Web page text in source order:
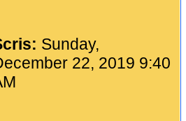
Sunday,
22, 2019 9:40